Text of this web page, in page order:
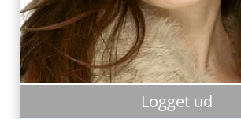
Logget ud